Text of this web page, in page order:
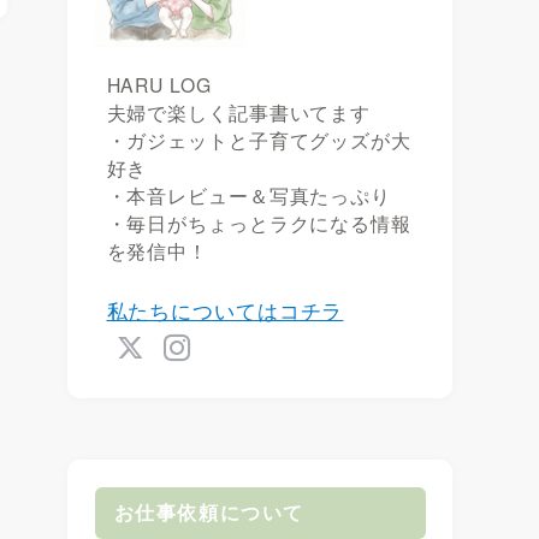
HARU LOG
夫婦で楽しく記事書いてます
・ガジェットと子育てグッズが大
好き
・本音レビュー＆写真たっぷり
・毎日がちょっとラクになる情報
を発信中！
私たちについてはコチラ
お仕事依頼について